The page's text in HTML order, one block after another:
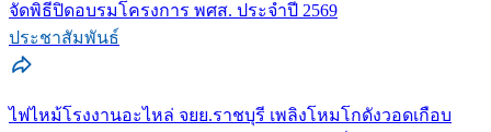
จัดพิธีปิดอบรมโครงการ พศส. ประจำปี 2569
ประชาสัมพันธ์
ไฟไหม้โรงงานอะไหล่ จยย.ราชบุรี เพลิงโหมโกดังวอดเกือบ